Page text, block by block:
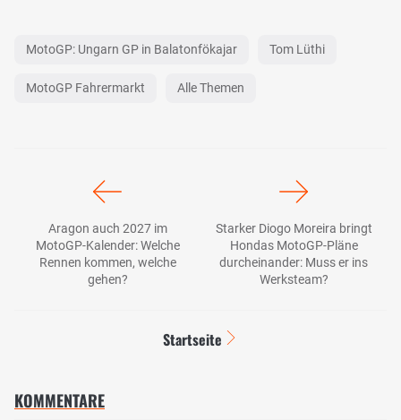
MotoGP: Ungarn GP in Balatonfökajar Tom Lüthi
MotoGP Fahrermarkt Alle Themen
Aragon auch 2027 im
MotoGP-Kalender: Welche
Rennen kommen, welche
gehen?
Starker Diogo Moreira bringt
Hondas MotoGP-Pläne
durcheinander: Muss er ins
Werksteam?
Startseite
KOMMENTARE